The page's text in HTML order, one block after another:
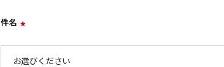
件名 *